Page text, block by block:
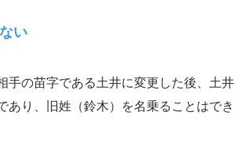
い
手の苗字である土井に変更した後、土井
り、旧姓（鈴木）を名乗ることはでき